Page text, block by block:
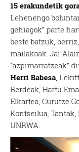
15 erakundetik
Lehenengo
gehiagok” parte
beste batzuk,
mailakoak. Jai
“azpimarratzeak”
Herri Babesa,
Berdeak, Hartu
Elkartea, Gurutze
Kontseilua,
UNRWA.